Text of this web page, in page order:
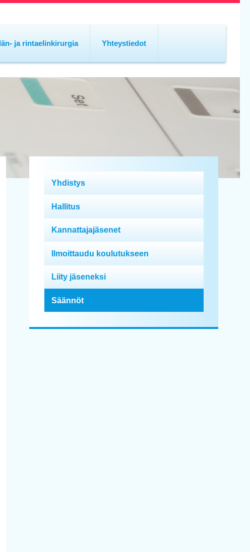
ja rintaelinkirurgia Yhteystiedot
Yhdistys
Hallitus
Kannattajajäsenet
Ilmoittaudu koulutukseen
Liity jäseneksi
Säännöt